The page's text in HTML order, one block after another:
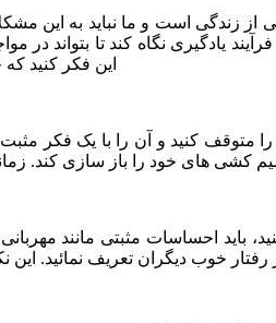
زندگی است و ما نباید به این
یادگیری نگاه کند تا
این فکر کنید
را متوقف کنید و آن را با یک فکر
باید احساسات مثبتی مانند